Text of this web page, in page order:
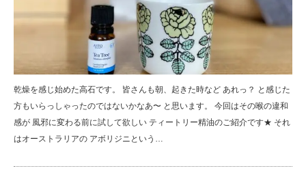
乾燥を感じ始めた高石です。 皆さんも朝、起きた時など あれっ？ と感じた
方もいらっしゃったのではないかなあ〜 と思います。 今回はその喉の違和
感が 風邪に変わる前に試して欲しい ティートリー精油のご紹介です★ それ
はオーストラリアの アボリジニという…